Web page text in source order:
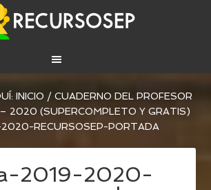
INICIO / CUADERNO DEL PROFESOR
2020 (SUPERCOMPLETO Y GRATIS)
RECURSOSEP-PORTADA
2019-2020-